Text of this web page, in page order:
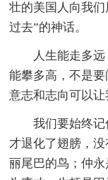
壮的美国人向我
过去”的神话。
人生能走多
能攀多高，不是
意志和志向可以让
我们要始终
才退化了翅膀，
丽尾巴的鸟；仲